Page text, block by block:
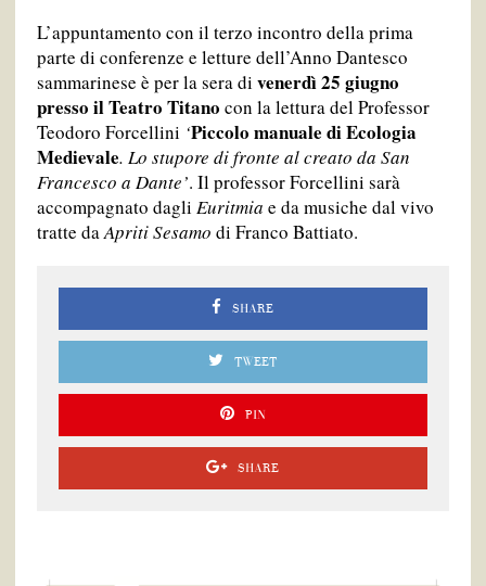
L’appuntamento con il terzo incontro della prima
parte di conferenze e letture dell’Anno Dantesco
sammarinese è per la sera di venerdì 25 giugno
presso il Teatro Titano con la lettura del Professor
Teodoro Forcellini ‘Piccolo manuale di Ecologia
Medievale. Lo stupore di fronte al creato da San
Francesco a Dante’. Il professor Forcellini sarà
accompagnato dagli Euritmia e da musiche dal vivo
tratte daApriti Sesamo di Franco Battiato.
SHARE
TWEET
PIN
SHARE